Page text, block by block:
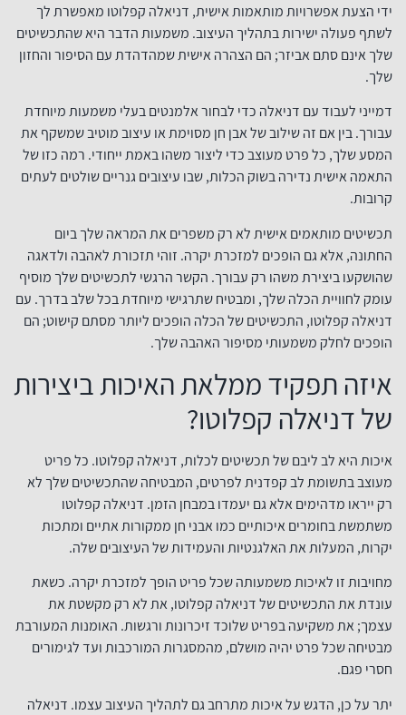
ידי הצעת אפשרויות מותאמות אישית, דניאלה קפלוטו מאפשרת לך
לשתף פעולה ישירות בתהליך העיצוב. משמעות הדבר היא שהתכשיטים
שלך אינם סתם אביזר; הם הצהרה אישית שמהדהדת עם הסיפור והחזון
שלך.
דמייני לעבוד עם דניאלה כדי לבחור אלמנטים בעלי משמעות מיוחדת
עבורך. בין אם זה שילוב של אבן חן מסוימת או עיצוב מוטיב שמשקף את
המסע שלך, כל פרט מעוצב כדי ליצור משהו באמת ייחודי. רמה כזו של
התאמה אישית נדירה בשוק הכלות, שבו עיצובים גנריים שולטים לעתים
קרובות.
תכשיטים מותאמים אישית לא רק משפרים את המראה שלך ביום
החתונה, אלא גם הופכים למזכרת יקרה. זוהי תזכורת לאהבה ולדאגה
שהושקעו ביצירת משהו רק עבורך. הקשר הרגשי לתכשיטים שלך מוסיף
עומק לחוויית הכלה שלך, ומבטיח שתרגישי מיוחדת בכל שלב בדרך. עם
דניאלה קפלוטו, התכשיטים של הכלה הופכים ליותר מסתם קישוט; הם
הופכים לחלק משמעותי מסיפור האהבה שלך.
איזה תפקיד ממלאת האיכות ביצירות
של דניאלה קפלוטו?
איכות היא לב ליבם של תכשיטים לכלות, דניאלה קפלוטו. כל פריט
מעוצב בתשומת לב קפדנית לפרטים, המבטיחה שהתכשיטים שלך לא
רק ייראו מדהימים אלא גם יעמדו במבחן הזמן. דניאלה קפלוטו
משתמשת בחומרים איכותיים כמו אבני חן ממקורות אתיים ומתכות
יקרות, המעלות את האלגנטיות והעמידות של העיצובים שלה.
מחויבות זו לאיכות משמעותה שכל פריט הופך למזכרת יקרה. כשאת
עונדת את התכשיטים של דניאלה קפלוטו, את לא רק מקשטת את
עצמך; את משקיעה בפריט שלוכד זיכרונות ורגשות. האומנות המעורבת
מבטיחה שכל פרט יהיה מושלם, מהמסגרות המורכבות ועד לגימורים
חסרי פגם.
יתר על כן, הדגש על איכות מתרחב גם לתהליך העיצוב עצמו. דניאלה